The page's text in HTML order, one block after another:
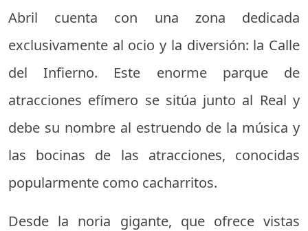
Abril cuenta con una zona dedicada
exclusivamente al ocio y la diversión: la Calle
del Infierno. Este enorme parque de
atracciones efímero se sitúa junto al Real y
debe su nombre al estruendo de la música y
las bocinas de las atracciones, conocidas
popularmente como cacharritos.
Desde la noria gigante, que ofrece vistas